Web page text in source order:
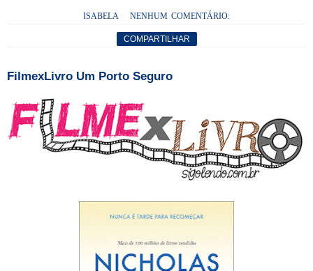
ISABELA NENHUM COMENTÁRIO:
COMPARTILHAR
FilmexLivro Um Porto Seguro